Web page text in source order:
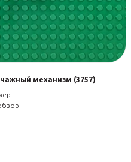
механизм (3757)